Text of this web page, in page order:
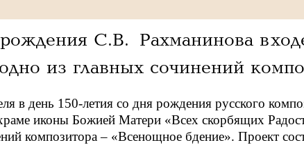
С.В. Рахманинова в
из главных сочинений
в день 150-летия со дня рождения русского
иконы Божией Матери «Всех скорбящих
композитора – «Всенощное бдение». Проект